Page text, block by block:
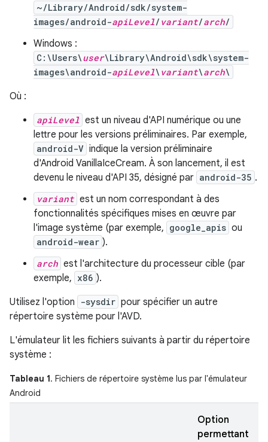
~/Library/Android/sdk/system-
images/android-apiLevel/ variant/arch/
Windows :
C:\Users\user\Library\Android\sdk\system-
images\android-apiLevel\ variant\arch\
Où :
apiLevel est un niveau d'API numérique ou une
lettre pour les versions préliminaires. Par exemple,
android-V indique la version préliminaire
d'Android VanillaIceCream. À son lancement, il est
devenu le niveau d'API 35, désigné par android-35 .
variant est un nom correspondant à des
fonctionnalités spécifiques mises en œuvre par
l'image système (par exemple, google_apis ou
android-wear ).
arch est l'architecture du processeur cible (par
exemple, x86 ).
Utilisez l'option
-sysdir pour spécifier un autre
répertoire système pour l'AVD.
L'émulateur lit les fichiers suivants à partir du répertoire
système :
Tableau 1. Fichiers de répertoire système lus par l'émulateur
Android
Option
permettant